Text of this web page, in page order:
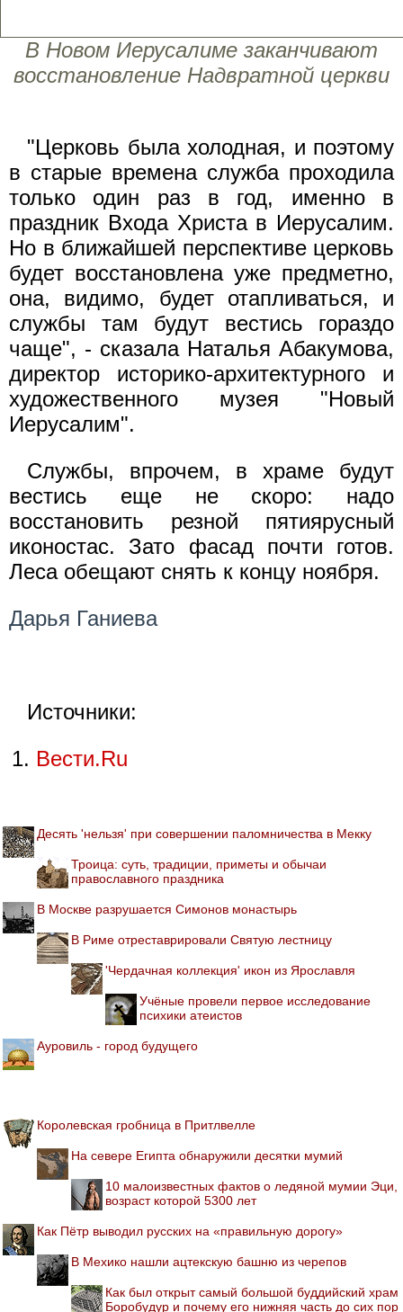
В Новом Иерусалиме заканчивают
восстановление Надвратной церкви
"Церковь была холодная, и поэтому
в старые времена служба проходила
только один раз в год, именно в
праздник Входа Христа в Иерусалим.
Но в ближайшей перспективе церковь
будет восстановлена уже предметно,
она, видимо, будет отапливаться, и
службы там будут вестись гораздо
чаще", - сказала Наталья Абакумова,
директор историко-архитектурного и
художественного музея "Новый
Иерусалим".
Службы, впрочем, в храме будут
вестись еще не скоро: надо
восстановить резной пятиярусный
иконостас. Зато фасад почти готов.
Леса обещают снять к концу ноября.
Дарья Ганиева
Источники:
Вести.Ru
Десять 'нельзя' при совершении паломничества в Мекку
Троица: суть, традиции, приметы и обычаи
православного праздника
В Москве разрушается Симонов монастырь
В Риме отреставрировали Святую лестницу
'Чердачная коллекция' икон из Ярославля
Учёные провели первое исследование
психики атеистов
Ауровиль - город будущего
Королевская гробница в Притлвелле
На севере Египта обнаружили десятки мумий
10 малоизвестных фактов о ледяной мумии Эци,
возраст которой 5300 лет
Как Пётр выводил русских на «правильную дорогу»
В Мехико нашли ацтекскую башню из черепов
Как был открыт самый большой буддийский храм
Боробудур и почему его нижняя часть до сих пор